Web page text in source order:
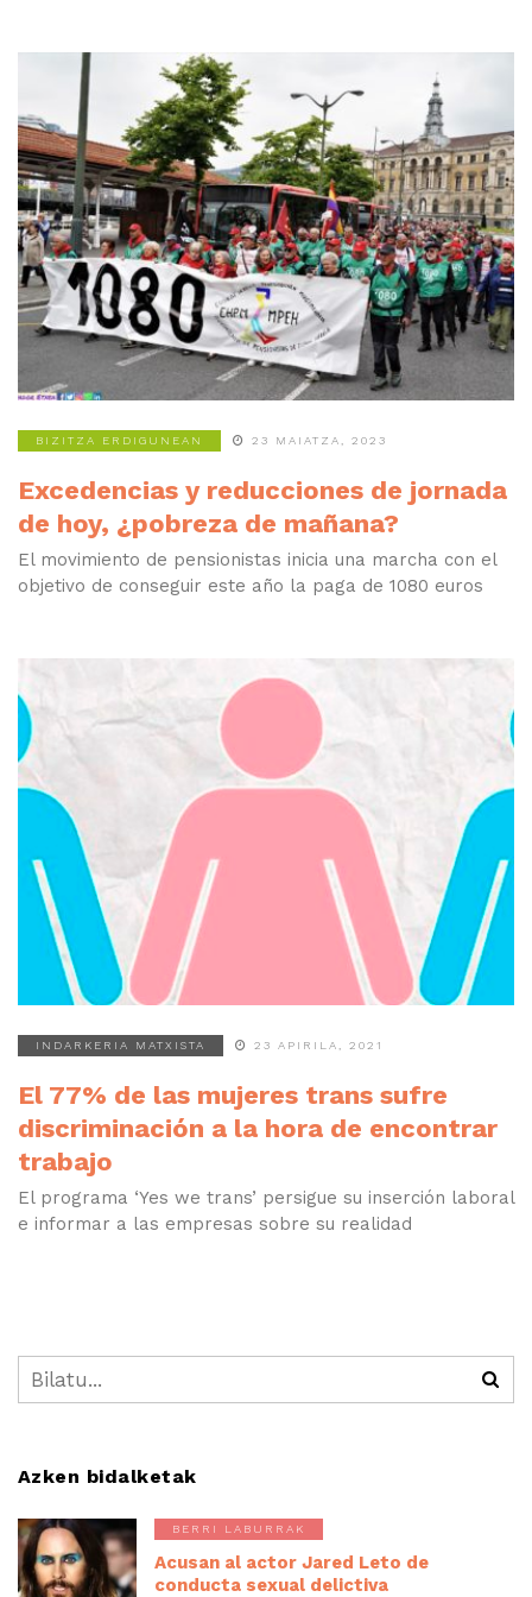
BIZITZA ERDIGUNEAN 23 MAIATZA, 2023
Excedencias y reducciones de jornada
de hoy, ¿pobreza de mañana?
El movimiento de pensionistas inicia una marcha con el
objetivo de conseguir este año la paga de 1080 euros
INDARKERIA MATXISTA 23 APIRILA, 2021
El 77% de las mujeres trans sufre
discriminación a la hora de encontrar
trabajo
El programa ‘Yes we trans’ persigue su inserción laboral
e informar a las empresas sobre su realidad
Azken bidalketak
BERRI LABURRAK
Acusan al actor Jared Leto de
conducta sexual delictiva